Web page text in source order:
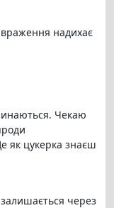
надихає
Чекаю
як цукерка знаєш
залишається через